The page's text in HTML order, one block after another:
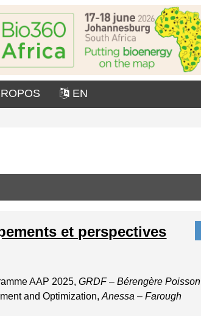
EN
et perspectives
AAP 2025,GRDF – Bérengère Poisson
and Optimization,Anessa – Farough